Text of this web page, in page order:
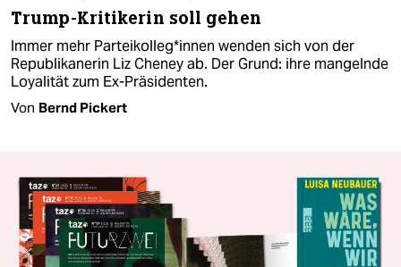
Trump-Kritikerin soll gehen
Immer mehr Par­tei­kol­le­g*in­nen wenden sich von der
Republikanerin Liz Cheney ab. Der Grund: ihre mangelnde
Loyalität zum Ex-Präsidenten.
Von Bernd Pickert